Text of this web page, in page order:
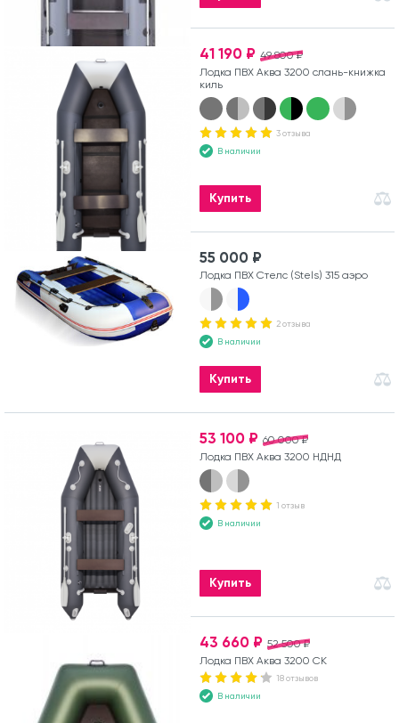
49 800 ₽
41 190 ₽
Лодка ПВХ Аква 3200 слань-книжка
киль
3 отзыва
В наличии
Купить
55 000 ₽
Лодка ПВХ Стелс (Stels) 315 аэро
2 отзыва
В наличии
Купить
60 000 ₽
53 100 ₽
Лодка ПВХ Аква 3200 НДНД
1 отзыв
В наличии
Купить
52 500 ₽
43 660 ₽
Лодка ПВХ Аква 3200 СК
18 отзывов
В наличии